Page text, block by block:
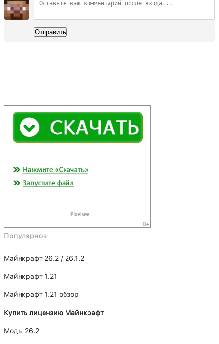
Отправить
Популярное
Майнкрафт 26.2 / 26.1.2
Майнкрафт 1.21
Майнкрафт 1.21 обзор
Купить лицензию Майнкрафт
Моды 26.2